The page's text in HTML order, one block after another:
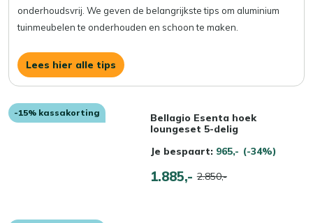
onderhoudsvrij. We geven de belangrijkste tips om aluminium
tuinmeubelen te onderhouden en schoon te maken.
Lees hier alle tips
-15% kassakorting
Bellagio Esenta hoek
loungeset 5-delig
Je bespaart: 965,- (-34%)
1.885,- 2.850,-